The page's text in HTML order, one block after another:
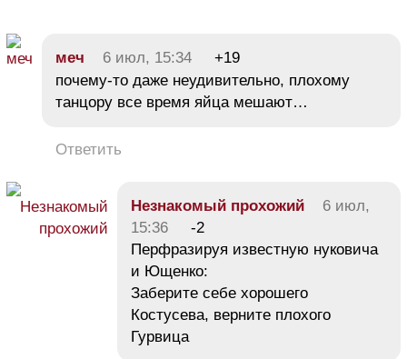
меч 6 июл, 15:34
+19
почему-то даже неудивительно, плохому
танцору все время яйца мешают…
Ответить
Незнакомый прохожий
6 июл,
15:36
-2
Перфразируя известную нуковича
и Ющенко:
Заберите себе хорошего
Костусева, верните плохого
Гурвица